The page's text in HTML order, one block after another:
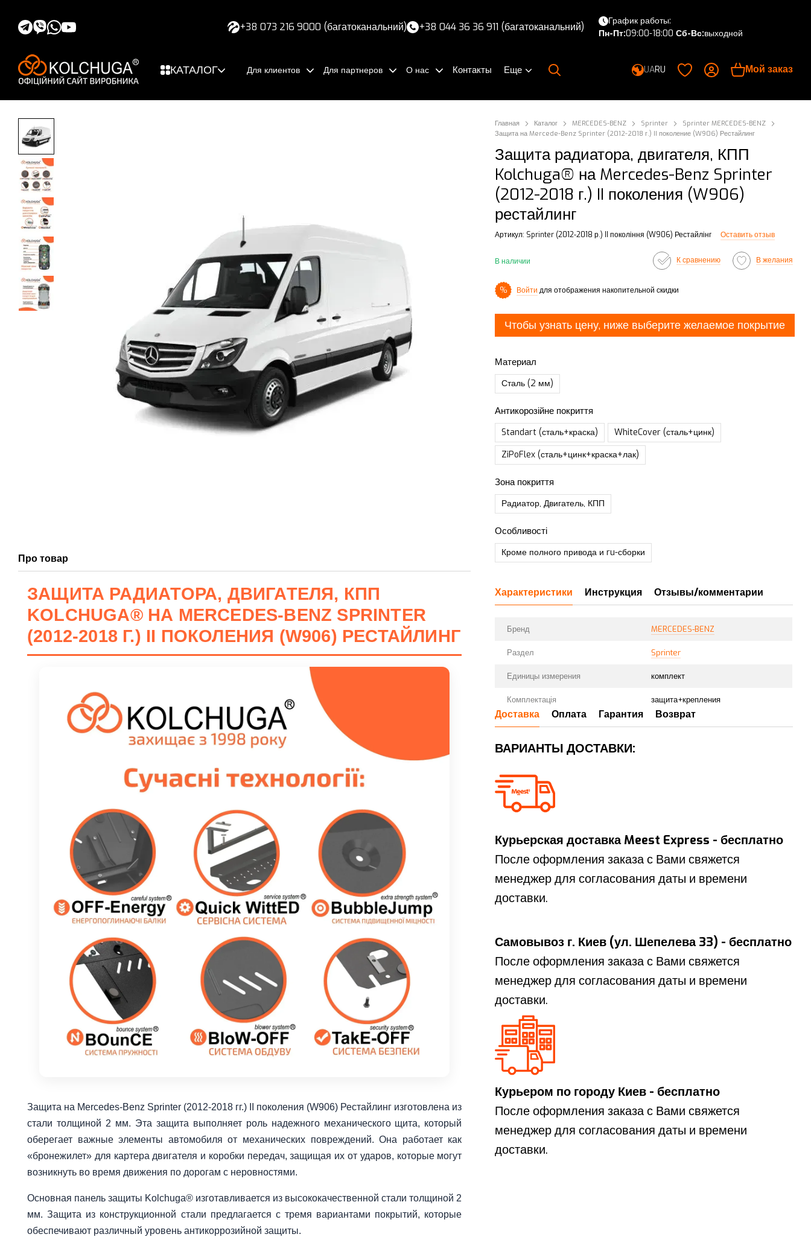
+38 073 216 9000 (багатоканальний) +38 044 36 36 911 (багатоканальний)
График работы:
Пн-Пт:09:00-18:00 Сб-Вс:выходной
КАТАЛОГ Для клиентов Для партнеров О нас Контакты Еще UARU Мой заказ
Про товар
ЗАЩИТА РАДИАТОРА, ДВИГАТЕЛЯ, КПП
KOLCHUGA® НА MERCEDES-BENZ SPRINTER
(2012-2018 Г.) II ПОКОЛЕНИЯ (W906) РЕСТАЙЛИНГ
Защита на Mercedes-Benz Sprinter (2012-2018 гг.) II поколения (W906) Рестайлинг изготовлена из
стали толщиной 2 мм. Эта защита выполняет роль надежного механического щита, который
оберегает важные элементы автомобиля от механических повреждений. Она работает как
«бронежилет» для картера двигателя и коробки передач, защищая их от ударов, которые могут
возникнуть во время движения по дорогам с неровностями.
Основная панель защиты Kolchuga® изготавливается из высококачественной стали толщиной 2
мм. Защита из конструкционной стали предлагается с тремя вариантами покрытий, которые
обеспечивают различный уровень антикоррозийной защиты.
Главная Каталог MERCEDES-BENZ Sprinter
Sprinter MERCEDES-BENZ
Защита на Mercede-Benz Sprinter (2012-2018 г.) II поколение (W906) Рестайлинг
Защита радиатора, двигателя, КПП
Kolchuga® на Mercedes-Benz Sprinter
(2012-2018 г.) II поколения (W906)
рестайлинг
Артикул: Sprinter (2012-2018 р.) II покоління (W906) Рестайлінг Оставить отзыв
В наличии К сравнению В желания
% Войти для отображения накопительной скидки
Чтобы узнать цену, ниже выберите желаемое покрытие
Материал
Сталь (2 мм)
Антикорозійне покриття
Standart (сталь+краска)
WhiteCover (сталь+цинк)
ZiPoFlex (сталь+цинк+краска+лак)
Зона покриття
Радиатор, Двигатель, КПП
Особливості
Кроме полного привода и ru-сборки
Характеристики Инструкция Отзывы/комментарии
Бренд MERCEDES-BENZ
Раздел Sprinter
Единицы измерения комплект
Комплектація защита+крепления
Доставка Оплата Гарантия Возврат
ВАРИАНТЫ ДОСТАВКИ:
Курьерская доставка Meest Express - бесплатно
После оформления заказа с Вами свяжется
менеджер для согласования даты и времени
доставки.
Самовывоз г. Киев (ул. Шепелева 33) - бесплатно
После оформления заказа с Вами свяжется
менеджер для согласования даты и времени
доставки.
Курьером по городу Киев - бесплатно
После оформления заказа с Вами свяжется
менеджер для согласования даты и времени
доставки.